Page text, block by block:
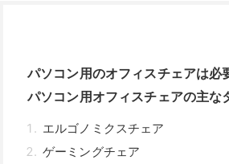
パソコン用のオフィスチェアは必
パソコン用オフィスチェアの主な
エルゴノミクスチェア
ゲーミングチェア